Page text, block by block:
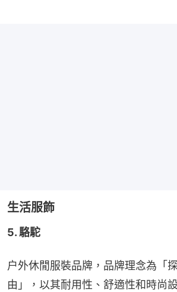
生活服飾
5. 駱駝
户外休閒服裝品牌，品牌理念為「
由」，以其耐用性、舒適性和時尚